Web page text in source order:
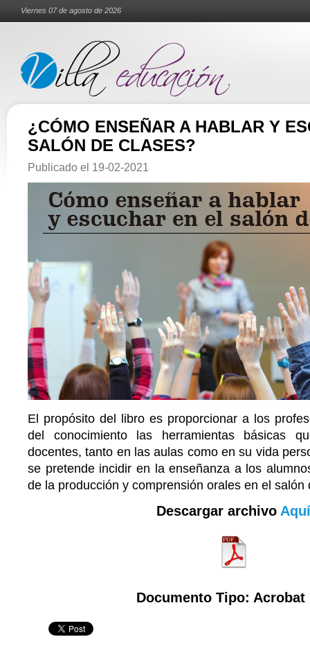
Viernes 07 de agosto de 2026
¿CÓMO ENSEÑAR A HABLAR Y
SALÓN DE CLASES?
Publicado el 19-02-2021
El propósito del libro es proporcionar a los
del conocimiento las herramientas básicas
docentes, tanto en las aulas como en su vida
se pretende incidir en la enseñanza a los
de la producción y comprensión orales en el salón
Descargar archivo Aquí
Documento Tipo: Acrobat